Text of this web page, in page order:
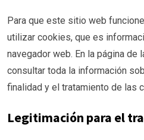
Para que este sitio web
utilizar cookies, que es
navegador web. En la página de
consultar toda la información
finalidad y el tratamiento de las
Legitimación para el